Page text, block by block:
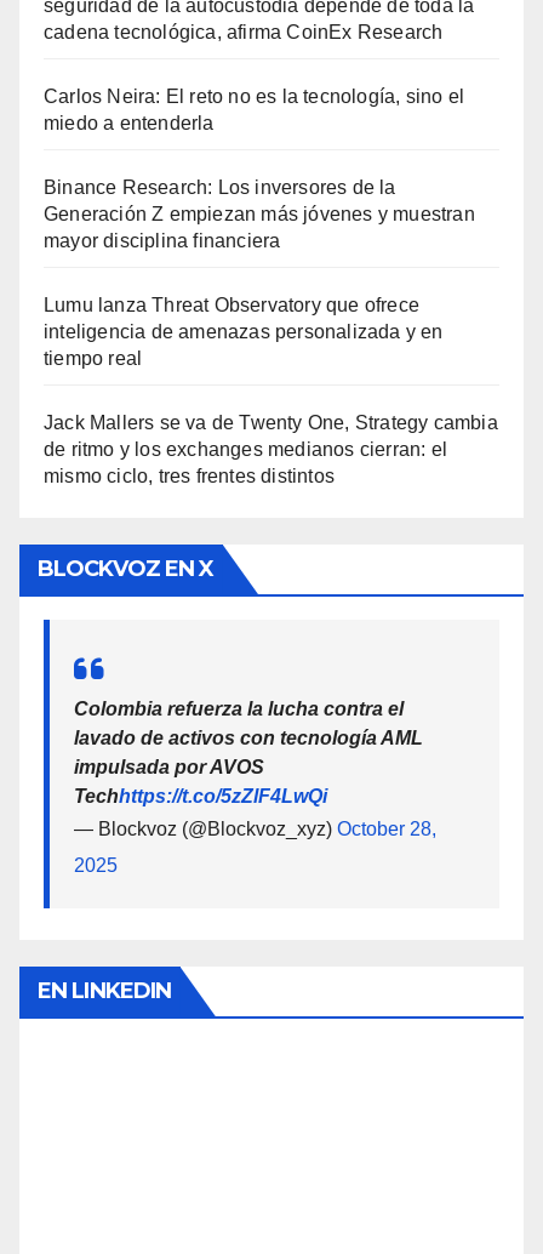
seguridad de la autocustodia depende de toda la
cadena tecnológica, afirma CoinEx Research
Carlos Neira: El reto no es la tecnología, sino el
miedo a entenderla
Binance Research: Los inversores de la
Generación Z empiezan más jóvenes y muestran
mayor disciplina financiera
Lumu lanza Threat Observatory que ofrece
inteligencia de amenazas personalizada y en
tiempo real
Jack Mallers se va de Twenty One, Strategy cambia
de ritmo y los exchanges medianos cierran: el
mismo ciclo, tres frentes distintos
BLOCKVOZ EN X
Colombia refuerza la lucha contra el
lavado de activos con tecnología AML
impulsada por AVOS
Techhttps://t.co/5zZlF4LwQi
— Blockvoz (@Blockvoz_xyz) October 28,
2025
EN LINKEDIN